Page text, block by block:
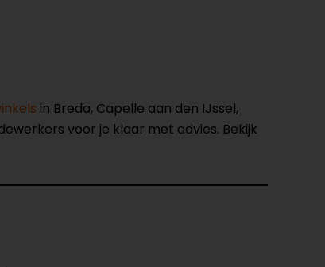
in Breda, Capelle aan den IJssel,
voor je klaar met advies. Bekijk